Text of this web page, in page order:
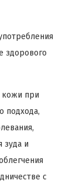
здорового
кожи при
подхода,
зуда и
с